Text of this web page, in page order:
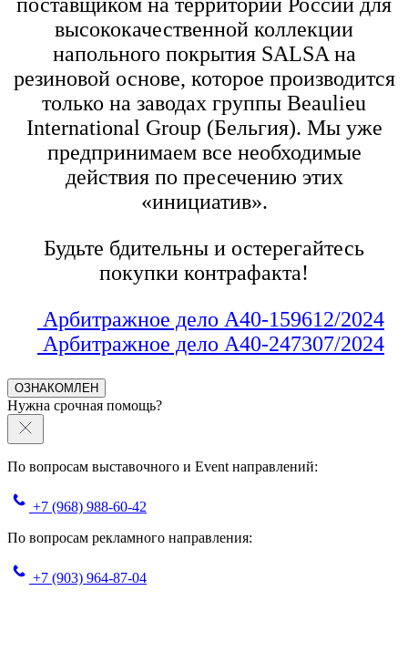
высококачественной коллекции
напольного покрытия SALSA на
резиновой основе, которое производится
только на заводах группы Beaulieu
International Group (Бельгия). Мы уже
предпринимаем все необходимые
действия по пресечению этих
«инициатив».
Будьте бдительны и остерегайтесь
покупки контрафакта!
Арбитражное дело А40-159612/2024
Арбитражное дело А40-247307/2024
ОЗНАКОМЛЕН
Нужна срочная помощь?
По вопросам выставочного и Event направлений:
+7 (968) 988-60-42
По вопросам рекламного направления:
+7 (903) 964-87-04